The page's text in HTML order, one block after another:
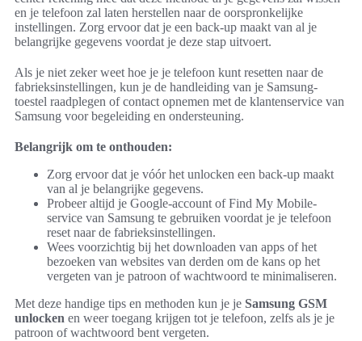
en je telefoon zal laten herstellen naar de oorspronkelijke
instellingen. Zorg ervoor dat je een back-up maakt van al je
belangrijke gegevens voordat je deze stap uitvoert.
Als je niet zeker weet hoe je je telefoon kunt resetten naar de
fabrieksinstellingen, kun je de handleiding van je Samsung-
toestel raadplegen of contact opnemen met de klantenservice van
Samsung voor begeleiding en ondersteuning.
Belangrijk om te onthouden:
Zorg ervoor dat je vóór het unlocken een back-up maakt
van al je belangrijke gegevens.
Probeer altijd je Google-account of Find My Mobile-
service van Samsung te gebruiken voordat je je telefoon
reset naar de fabrieksinstellingen.
Wees voorzichtig bij het downloaden van apps of het
bezoeken van websites van derden om de kans op het
vergeten van je patroon of wachtwoord te minimaliseren.
Met deze handige tips en methoden kun je je Samsung GSM
unlocken en weer toegang krijgen tot je telefoon, zelfs als je je
patroon of wachtwoord bent vergeten.